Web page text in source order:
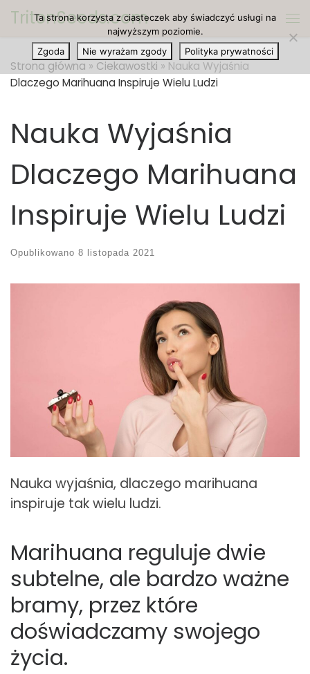
Przejdź do treści
TritonSeeds.com
Strona główna » Ciekawostki » Nauka Wyjaśnia
Dlaczego Marihuana Inspiruje Wielu Ludzi
Nauka Wyjaśnia
Dlaczego Marihuana
Inspiruje Wielu Ludzi
Opublikowano 8 listopada 2021
Nauka wyjaśnia, dlaczego marihuana
inspiruje tak wielu ludzi.
Marihuana reguluje dwie
subtelne, ale bardzo ważne
bramy, przez które
doświadczamy swojego
życia.
Ta strona korzysta z ciasteczek aby świadczyć usługi na
najwyższym poziomie.
Zgoda
Nie wyrażam zgody Polityka prywatności